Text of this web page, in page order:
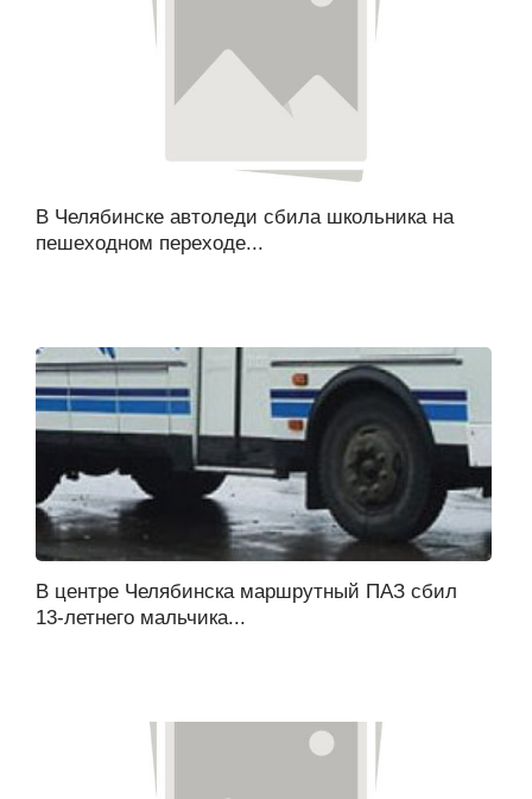
В Челябинске автоледи сбила школьника на
пешеходном переходе...
В центре Челябинска маршрутный ПАЗ сбил
13-летнего мальчика...